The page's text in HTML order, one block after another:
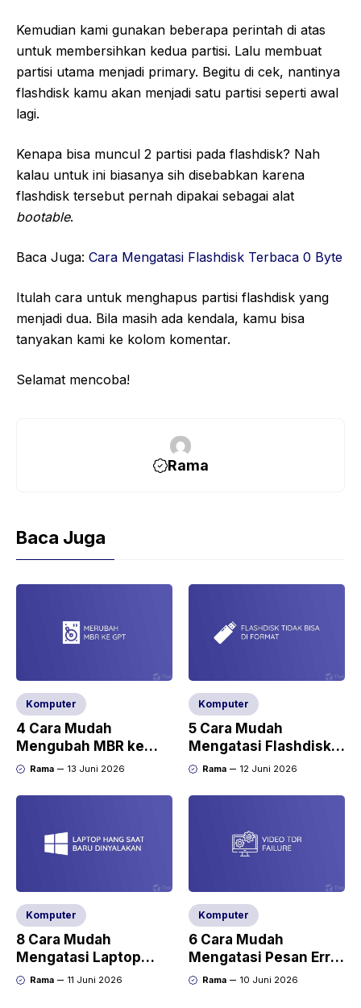
Kemudian kami gunakan beberapa perintah di atas
untuk membersihkan kedua partisi. Lalu membuat
partisi utama menjadi primary. Begitu di cek, nantinya
flashdisk kamu akan menjadi satu partisi seperti awal
lagi.
Kenapa bisa muncul 2 partisi pada flashdisk? Nah
kalau untuk ini biasanya sih disebabkan karena
flashdisk tersebut pernah dipakai sebagai alat
bootable.
Baca Juga: Cara Mengatasi Flashdisk Terbaca 0 Byte
Itulah cara untuk menghapus partisi flashdisk yang
menjadi dua. Bila masih ada kendala, kamu bisa
tanyakan kami ke kolom komentar.
Selamat mencoba!
Rama
Baca Juga
Komputer
4 Cara Mudah
Mengubah MBR ke
GPT di Windows 10
Rama 13 Juni 2026
Komputer
5 Cara Mudah
Mengatasi Flashdisk
Tidak Bisa Diformat
Rama 12 Juni 2026
Komputer
8 Cara Mudah
Mengatasi Laptop
Hang Saat Baru
Rama 11 Juni 2026
Komputer
6 Cara Mudah
Mengatasi Pesan Error
Video TDR Failure
Rama 10 Juni 2026